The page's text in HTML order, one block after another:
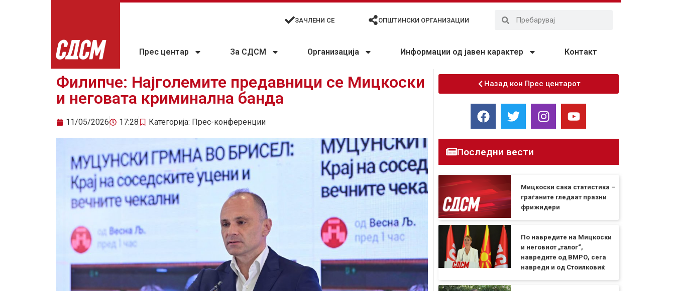
ЗАЧЛЕНИ СЕ ОПШТИНСКИ ОРГАНИЗАЦИИ
Прес центар За СДСМ Организација Информации од јавен карактер Контакт
Филипче: Најголемите предавници се Мицкоски
и неговата криминална банда
11/05/2026 17:28 Категорија: Прес-конференции
Назад кон Прес центарот
Последни вести
Мицкоски сака статистика –
граѓаните гледаат празни
фрижидери
По навредите на Мицкоски
и неговиот „талог“,
навредите од ВМРО, сега
навреди и од Стоилковиќ